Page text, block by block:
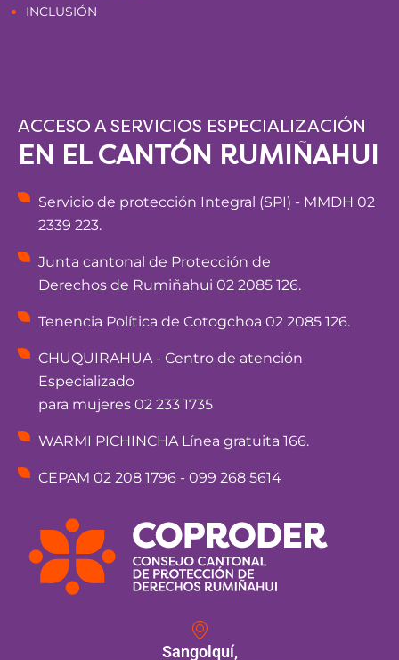
INCLUSIÓN
ACCESO A SERVICIOS ESPECIALIZACIÓN
EN EL CANTÓN RUMIÑAHUI
Servicio de protección Integral (SPI) - MMDH 02
2339 223.
Junta cantonal de Protección de
Derechos de Rumiñahui 02 2085 126.
Tenencia Política de Cotogchoa 02 2085 126.
CHUQUIRAHUA - Centro de atención
Especializado
para mujeres 02 233 1735
WARMI PICHINCHA Línea gratuita 166.
CEPAM 02 208 1796 - 099 268 5614
Sangolquí,